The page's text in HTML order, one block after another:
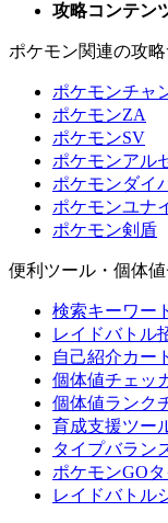
攻略コンテン
ポケモン関連の攻略
ポケモンチャ
ポケモンZA
ポケモンSV
ポケモンアル
ポケモンダイ
ポケモンユナ
ポケモン剣盾
便利ツール・個体
検索キーワー
レイドバトル
自己紹介カー
個体値チェッ
個体値ランク
育成支援ツー
タイプバラン
ポケモンGO
レイドバトル